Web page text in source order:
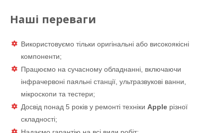
Наші переваги
Використовуємо тільки оригінальні або високоякісні
компоненти;
Працюємо на сучасному обладнанні, включаючи
інфрачервоні паяльні станції, ультразвукові ванни,
мікроскопи та тестери;
Досвід понад 5 років у ремонті техніки Appleрізної
складності;